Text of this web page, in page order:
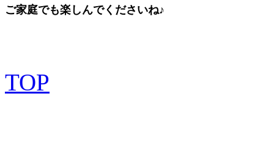
ご家庭でも楽しんでくださいね♪
TOP